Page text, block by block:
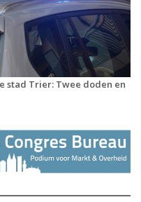
stad Trier: Twee doden en